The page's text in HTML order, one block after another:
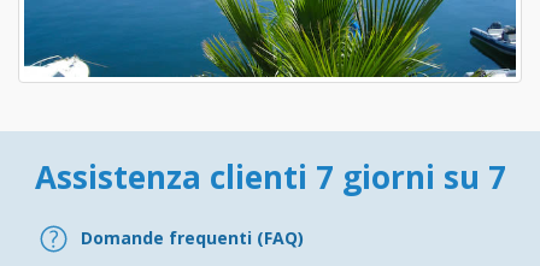
Assistenza clienti 7 giorni su 7
Domande frequenti (FAQ)